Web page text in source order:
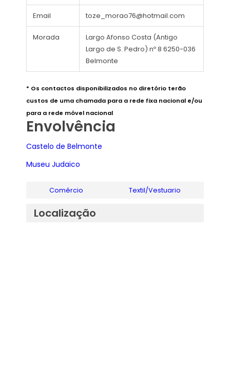
Email toze_morao76@hotmail.com
Morada
Largo Afonso Costa (Antigo
Largo de S. Pedro) nº 8 6250-036
Belmonte
* Os contactos disponibilizados no diretório terão
custos de uma chamada para a rede fixa nacional e/ou
para a rede móvel nacional
Envolvência
Castelo de Belmonte
Museu Judaico
Comércio Textil/Vestuario
Localização